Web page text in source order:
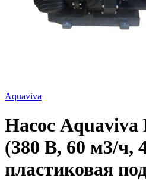
Aquaviva
Насос Aquaviva
(380 В, 60 м3/ч,
пластиковая